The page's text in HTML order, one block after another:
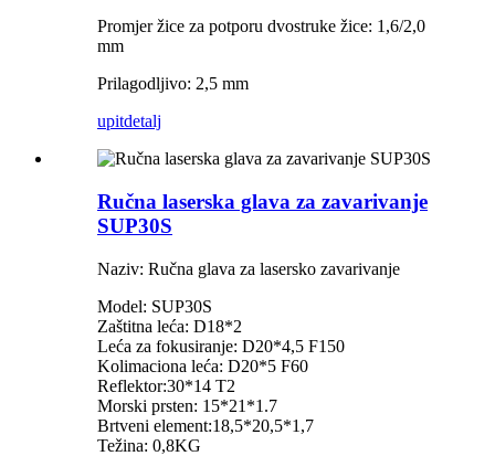
Promjer žice za potporu dvostruke žice: 1,6/2,0
mm
Prilagodljivo: 2,5 mm
upitdetalj
Ručna laserska glava za zavarivanje
SUP30S
Naziv: Ručna glava za lasersko zavarivanje
Model: SUP30S
Zaštitna leća: D18*2
Leća za fokusiranje: D20*4,5 F150
Kolimaciona leća: D20*5 F60
Reflektor:30*14 T2
Morski prsten: 15*21*1.7
Brtveni element:18,5*20,5*1,7
Težina: 0,8KG